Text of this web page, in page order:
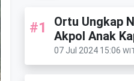
#1
Ortu Ungkap
Akpol Anak
07 Jul 2024 15:06